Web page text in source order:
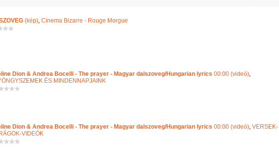
(kép), Cinema Bizarre - Rouge Morgue
Dion & Andrea Bocelli - The prayer - Magyar dalszoveg/Hungarian lyrics 00:00 (videó),
ÉS MINDENNAPJAINK
Dion & Andrea Bocelli - The prayer - Magyar dalszoveg/Hungarian lyrics 00:00 (videó), VERSEK-
VIDEÓK